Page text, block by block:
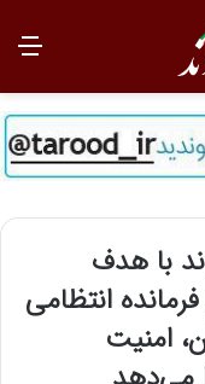
با هدف
انتظامی
امنیت